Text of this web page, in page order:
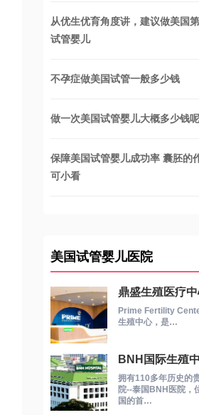
从优生优育角度讲，建议做美国
试管婴儿
不孕症做美国试管一般多少钱
做一次美国试管婴儿大概多少钱
保障美国试管婴儿成功率 囊胚的
可小看
美国试管婴儿医院
鼎盛生殖医疗
Prime Fertility
生殖中心，是…
BNH国际生殖
拥有110多年历史的
院--泰国BNH医院，
国的首…